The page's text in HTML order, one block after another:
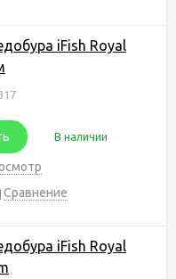
iFish Royal
В наличии
Сравнение
iFish Royal